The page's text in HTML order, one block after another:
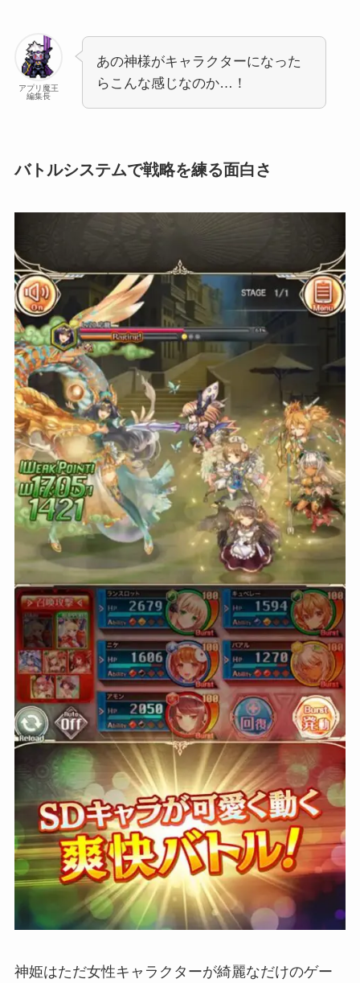
アプリ魔王
編集長
あの神様がキャラクターになった
らこんな感じなのか…！
バトルシステムで戦略を練る面白さ
神姫はただ女性キャラクターが綺麗なだけのゲー